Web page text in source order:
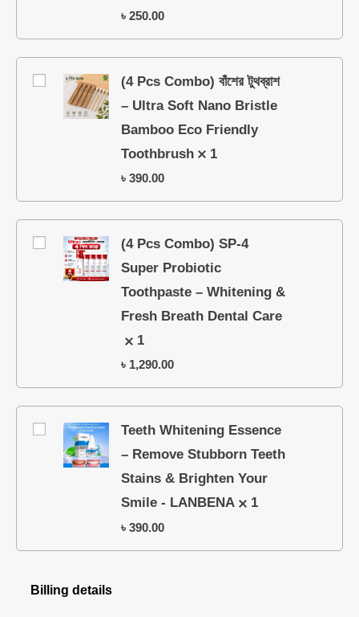
৳ 250.00
(4 Pcs Combo) বাঁশের টুথব্রাশ
– Ultra Soft Nano Bristle
Bamboo Eco Friendly
Toothbrush
1
৳ 390.00
(4 Pcs Combo) SP-4
Super Probiotic
Toothpaste – Whitening &
Fresh Breath Dental Care
1
৳ 1,290.00
Teeth Whitening Essence
– Remove Stubborn Teeth
Stains & Brighten Your
Smile - LANBENA
1
৳ 390.00
Billing details